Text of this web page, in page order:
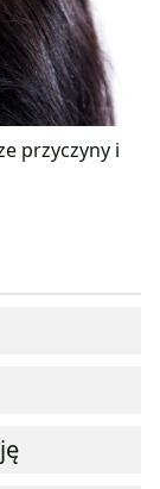
przyczyny i